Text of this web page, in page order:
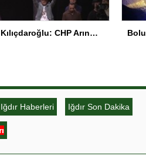
Kılıçdaroğlu: CHP Arınmak Zorunda
Iğdır Haberleri Iğdır Son Dakika